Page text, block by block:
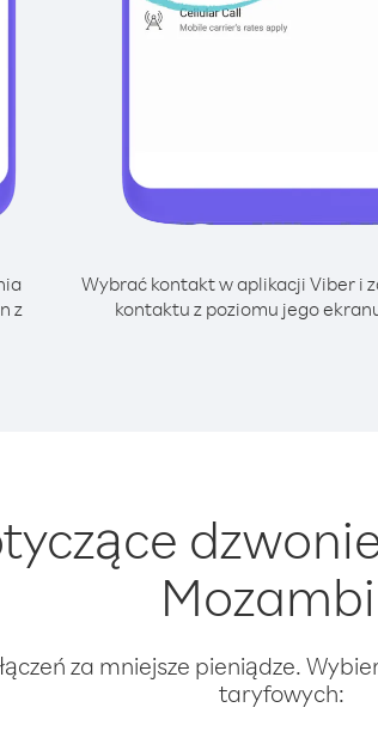
z
Wybrać kontakt w aplikacji Viber i
kontaktu z poziomu jego
za mniejsze pieniądze.
taryfowych: